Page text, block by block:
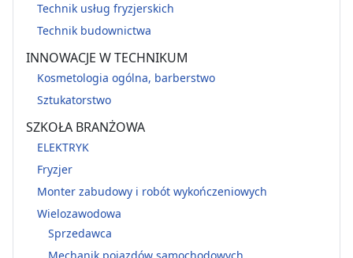
Technik usług fryzjerskich
Technik budownictwa
INNOWACJE W TECHNIKUM
Kosmetologia ogólna, barberstwo
Sztukatorstwo
SZKOŁA BRANŻOWA
ELEKTRYK
Fryzjer
Monter zabudowy i robót wykończeniowych
Wielozawodowa
Sprzedawca
Mechanik pojazdów samochodowych